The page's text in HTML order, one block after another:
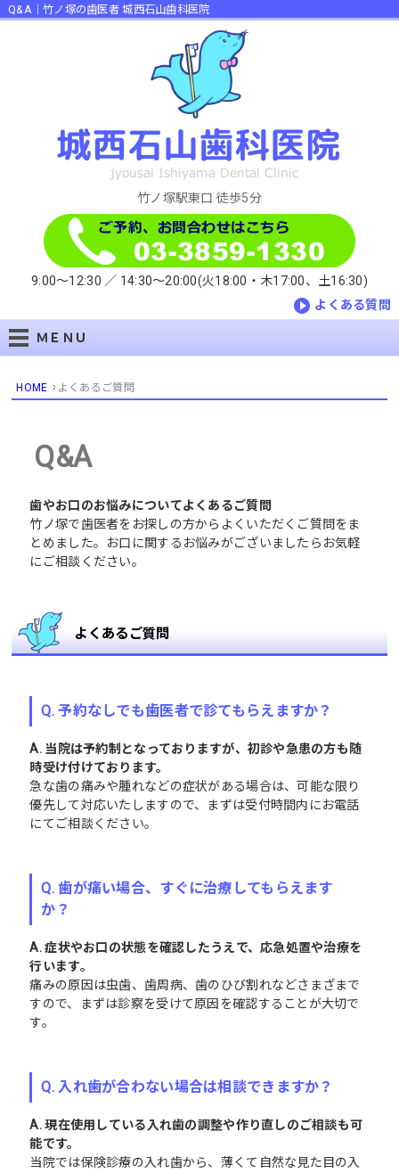
Q&A｜竹ノ塚の歯医者 城西石山歯科医院
竹ノ塚駅東口 徒歩5分
9:00～12:30 ／ 14:30～20:00(火18:00・木17:00、土16:30)
よくある質問
ＭＥＮＵ
HOME よくあるご質問
Q&A
歯やお口のお悩みについてよくあるご質問
竹ノ塚で歯医者をお探しの方からよくいただくご質問をま
とめました。お口に関するお悩みがございましたらお気軽
にご相談ください。
よくあるご質問
Q. 予約なしでも歯医者で診てもらえますか？
A. 当院は予約制となっておりますが、初診や急患の方も随
時受け付けております。
急な歯の痛みや腫れなどの症状がある場合は、可能な限り
優先して対応いたしますので、まずは受付時間内にお電話
にてご相談ください。
Q. 歯が痛い場合、すぐに治療してもらえます
か？
A. 症状やお口の状態を確認したうえで、応急処置や治療を
行います。
痛みの原因は虫歯、歯周病、歯のひび割れなどさまざまで
すので、まずは診察を受けて原因を確認することが大切で
す。
Q. 入れ歯が合わない場合は相談できますか？
A. 現在使用している入れ歯の調整や作り直しのご相談も可
能です。
当院では保険診療の入れ歯から、薄くて自然な見た目の入